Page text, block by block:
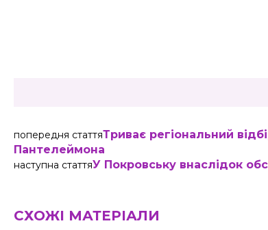
попередня статтяТриває регіональний
Пантелеймона
наступна статтяУ Покровську внаслідок
СХОЖІ МАТЕРІАЛИ